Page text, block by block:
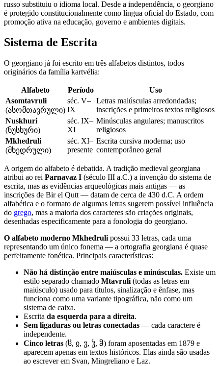
russo substituiu o idioma local. Desde a independência, o georgiano
é protegido constitucionalmente como língua oficial do Estado, com
promoção ativa na educação, governo e ambientes digitais.
Sistema de Escrita
O georgiano já foi escrito em três alfabetos distintos, todos
originários da família kartvélia:
Alfabeto Período
Uso
Asomtavruli
(ასომთავრული)
séc. V–
IX
Letras maiúsculas arredondadas;
inscrições e primeiros textos religiosos
Nuskhuri
(ნუსხური)
séc. IX–
XI
Minúsculas angulares; manuscritos
religiosos
Mkhedruli
(მხედრული)
séc. XI–
presente
Escrita cursiva moderna; uso
contemporâneo geral
A origem do alfabeto é debatida. A tradição medieval georgiana
atribui ao rei Parnavaz I (século III a.C.) a invenção do sistema de
escrita, mas as evidências arqueológicas mais antigas — as
inscrições de Bir el Qutt — datam de cerca de 430 d.C. A ordem
alfabética e o formato de algumas letras sugerem possível influência
do grego, mas a maioria dos caracteres são criações originais,
desenhadas especificamente para a fonologia do georgiano.
O alfabeto moderno Mkhedruli possui 33 letras, cada uma
representando um único fonema — a ortografia georgiana é quase
perfeitamente fonética. Principais características:
Não há distinção entre maiúsculas e minúsculas. Existe um
estilo separado chamado Mtavruli (todas as letras em
maiúsculo) usado para títulos, sinalização e ênfase, mas
funciona como uma variante tipográfica, não como um
sistema de caixa.
Escrita da esquerda para a direita.
Sem ligaduras ou letras conectadas — cada caractere é
independente.
Cinco letras (ჱ, ჲ, ჳ, ჴ, ჵ) foram aposentadas em 1879 e
aparecem apenas em textos históricos. Elas ainda são usadas
ao escrever em Svan, Mingreliano e Laz.